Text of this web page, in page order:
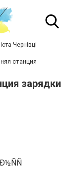
Чернівці
станция
зарядки